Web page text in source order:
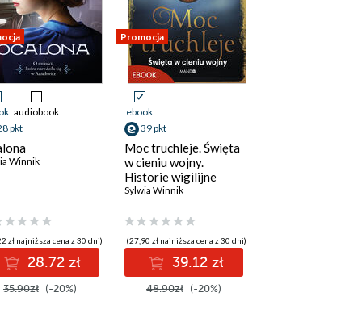
Sylwia Winnik
audiobook
pkt
Winnik
zł najniższa cena z 30 dni)
28.72 zł
35.90zł (-20%)
Promocja
ebook
39 pkt
Moc truchleje. Święta
w cieniu wojny.
Historie wigilijne
19391945
Sylwia Winnik
(27,90 zł najniższa cena z 30 dni)
39.12 zł
48.90zł (-20%)